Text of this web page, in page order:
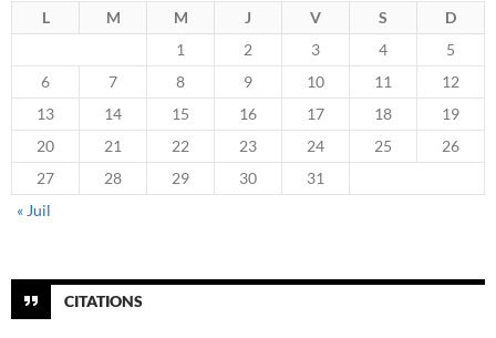
L M M J V S
D
1
2 3 4
5
6
7 8 9 10 11
12
13
14 15 16 17 18
19
20
21 22 23 24 25
26
27
28 29 30
31
« Juil
CITATIONS